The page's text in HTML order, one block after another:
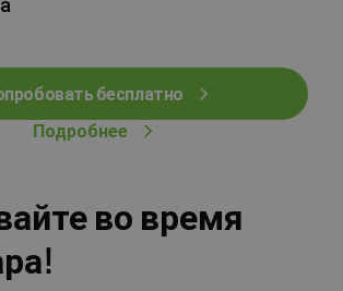
бесплатно
Подробнее
во время